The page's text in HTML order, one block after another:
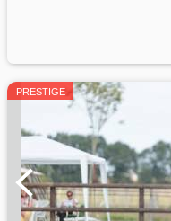
PRESTIGE